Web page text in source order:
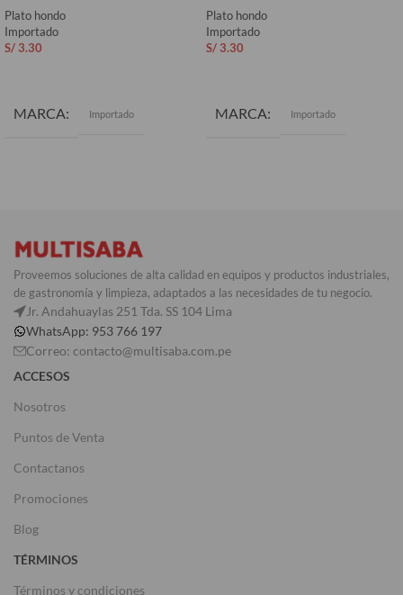
Plato hondo
Importado
S/ 3.30
MARCA Importado
Plato hondo
Importado
S/ 3.30
MARCA Importado
Proveemos soluciones de alta calidad en equipos y productos industriales,
de gastronomía y limpieza, adaptados a las necesidades de tu negocio.
Jr. Andahuaylas 251 Tda. SS 104 Lima
WhatsApp: 953 766 197
Correo: contacto@multisaba.com.pe
ACCESOS
Nosotros
Puntos de Venta
Contactanos
Promociones
Blog
TÉRMINOS
Términos y condiciones